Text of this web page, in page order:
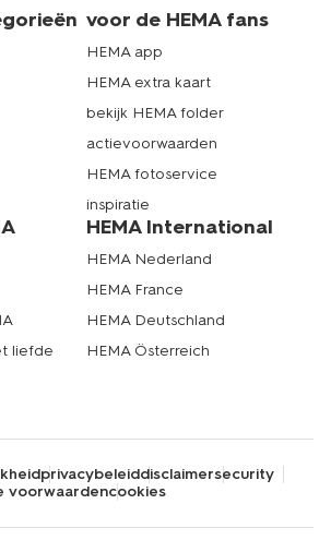
voor de HEMA fans
HEMA app
HEMA extra kaart
bekijk HEMA folder
actievoorwaarden
HEMA fotoservice
inspiratie
liefde
HEMA International
HEMA Nederland
HEMA France
HEMA Deutschland
HEMA Österreich
privacybeleiddisclaimersecurity
voorwaardencookies